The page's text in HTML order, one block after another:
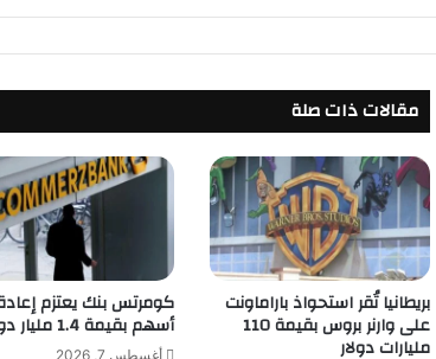
4
س
ا
ر
ة
ب
س
ب
ب
إ
ص
إ
"
ن
م
ش
ر
و
ع
ف
ر
ص
مقالات ذات صلة
بريطانيا تُقر استحواذ باراماونت
على وارنر بروس بقيمة 110
مليارات دولار
كومرتس بنك يعتزم
أسهم بقيمة 1.4 مليار دولار
أغسطس 7, 2026